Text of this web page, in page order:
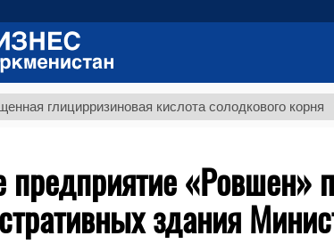
кислота солодкового корня
предприятие «Ровшен»
здания